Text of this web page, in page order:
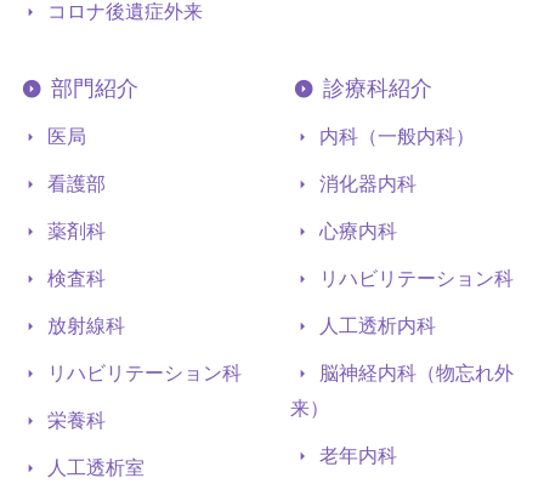
コロナ後遺症外来
部門紹介
医局
看護部
薬剤科
検査科
放射線科
リハビリテーション科
栄養科
人工透析室
診療科紹介
内科（一般内科）
消化器内科
心療内科
リハビリテーション科
人工透析内科
脳神経内科（物忘れ外
来）
老年内科